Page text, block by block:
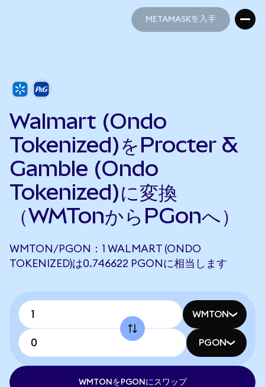
METAMASKを入手
Walmart (Ondo
Tokenized)をProcter &
Gamble (Ondo
Tokenized)に変換
（WMTonからPGonへ）
WMTON/PGON：1 WALMART (ONDO
TOKENIZED)は0.746622 PGONに相当します
WMTON
PGON
WMTONをPGONにスワップ